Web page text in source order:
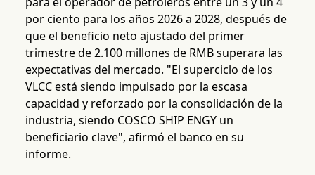
por ciento para los años 2026 a 2028, después de
que el beneficio neto ajustado del primer
trimestre de 2.100 millones de RMB superara las
expectativas del mercado. "El superciclo de los
VLCC está siendo impulsado por la escasa
capacidad y reforzado por la consolidación de la
industria, siendo COSCO SHIP ENGY un
beneficiario clave", afirmó el banco en su
informe.